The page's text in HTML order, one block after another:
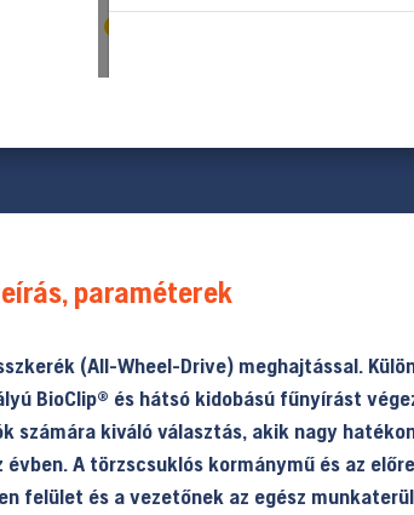
paraméterek
(All-Wheel-Drive) meghajtással.
BioClip® és hátsó kidobású fűnyírást
számára kiváló választás, akik nagy
A törzscsuklós kormánymű és az
felület és a vezetőnek az egész